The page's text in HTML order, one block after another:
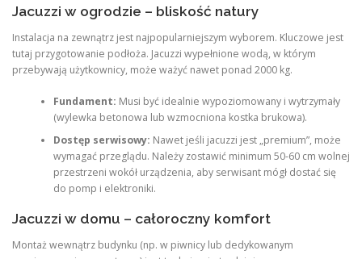
Jacuzzi w ogrodzie – bliskość natury
Instalacja na zewnątrz jest najpopularniejszym wyborem. Kluczowe jest
tutaj przygotowanie podłoża. Jacuzzi wypełnione wodą, w którym
przebywają użytkownicy, może ważyć nawet ponad 2000 kg.
Fundament: Musi być idealnie wypoziomowany i wytrzymały
(wylewka betonowa lub wzmocniona kostka brukowa).
Dostęp serwisowy: Nawet jeśli jacuzzi jest „premium”, może
wymagać przeglądu. Należy zostawić minimum 50-60 cm wolnej
przestrzeni wokół urządzenia, aby serwisant mógł dostać się
do pomp i elektroniki.
Jacuzzi w domu – całoroczny komfort
Montaż wewnątrz budynku (np. w piwnicy lub dedykowanym